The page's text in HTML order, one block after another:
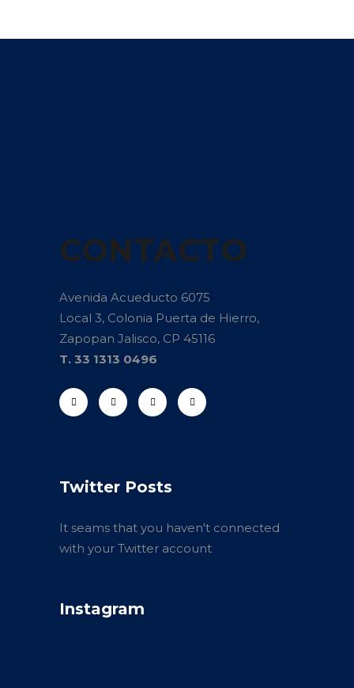
CONTACTO
Avenida Acueducto 6075
Local 3, Colonia Puerta de Hierro,
Zapopan Jalisco, CP 45116
T. 33 1313 0496
Twitter Posts
It seams that you haven't connected
with your Twitter account
Instagram